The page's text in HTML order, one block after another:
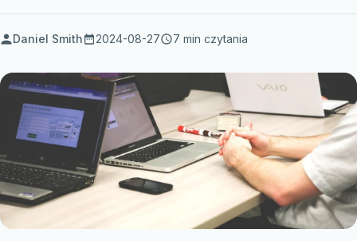
Daniel Smith 2024-08-27 7 min czytania